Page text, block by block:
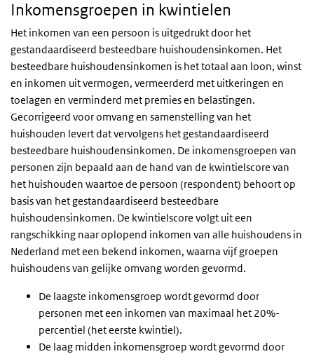
Inkomensgroepen in kwintielen
Het inkomen van een persoon is uitgedrukt door het
gestandaardiseerd besteedbare huishoudensinkomen. Het
besteedbare huishoudensinkomen is het totaal aan loon, winst
en inkomen uit vermogen, vermeerderd met uitkeringen en
toelagen en verminderd met premies en belastingen.
Gecorrigeerd voor omvang en samenstelling van het
huishouden levert dat vervolgens het gestandaardiseerd
besteedbare huishoudensinkomen. De inkomensgroepen van
personen zijn bepaald aan de hand van de kwintielscore van
het huishouden waartoe de persoon (respondent) behoort op
basis van het gestandaardiseerd besteedbare
huishoudensinkomen. De kwintielscore volgt uit een
rangschikking naar oplopend inkomen van alle huishoudens in
Nederland met een bekend inkomen, waarna vijf groepen
huishoudens van gelijke omvang worden gevormd.
De laagste inkomensgroep wordt gevormd door
personen met een inkomen van maximaal het 20%-
percentiel (het eerste kwintiel).
De laag midden inkomensgroep wordt gevormd door